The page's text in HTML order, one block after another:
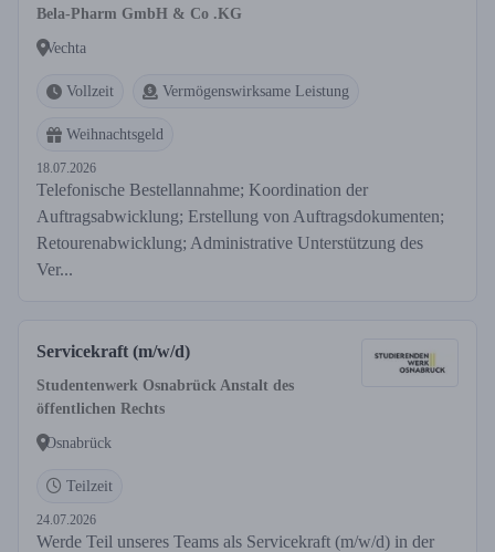
Bela-Pharm GmbH & Co .KG
Vechta
Vollzeit Vermögenswirksame Leistung
Weihnachtsgeld
18.07.2026
Telefonische Bestellannahme; Koordination der
Auftragsabwicklung; Erstellung von Auftragsdokumenten;
Retourenabwicklung; Administrative Unterstützung des
Ver...
Servicekraft (m/w/d)
Studentenwerk Osnabrück Anstalt des
öffentlichen Rechts
Osnabrück
Teilzeit
24.07.2026
Werde Teil unseres Teams als Servicekraft (m/w/d) in der